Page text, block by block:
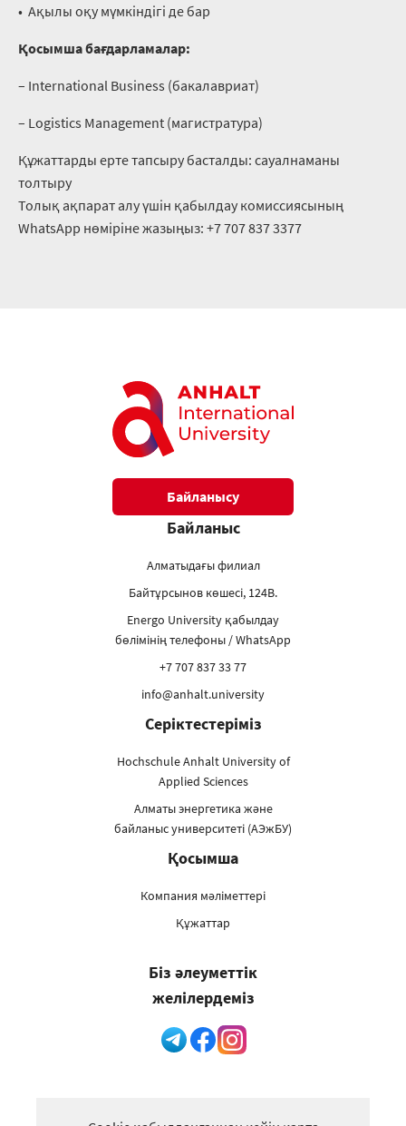
•⁠ ⁠Ақылы оқу мүмкіндігі де бар
Қосымша бағдарламалар:
– International Business (бакалавриат)
– Logistics Management (магистратура)
Құжаттарды ерте тапсыру басталды: сауалнаманы
толтыру
Толық ақпарат алу үшін қабылдау комиссиясының
WhatsApp нөміріне жазыңыз: +7 707 837 3377
Байланысу
Байланыс
Алматыдағы филиал
Байтұрсынов көшесі, 124В.
Energo University қабылдау
бөлімінің телефоны / WhatsApp
+7 707 837 33 77
info@anhalt.university
Серіктестеріміз
Hochschule Anhalt University of
Applied Sciences
Алматы энергетика және
байланыс университеті (АЭжБУ)
Қосымша
Компания мәліметтері
Құжаттар
Біз әлеуметтік
желілердеміз